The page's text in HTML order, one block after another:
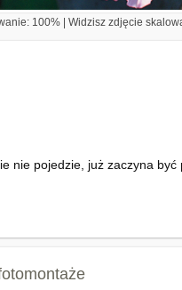
100% | Widzisz zdjęcie
nie pojedzie, już zaczyna